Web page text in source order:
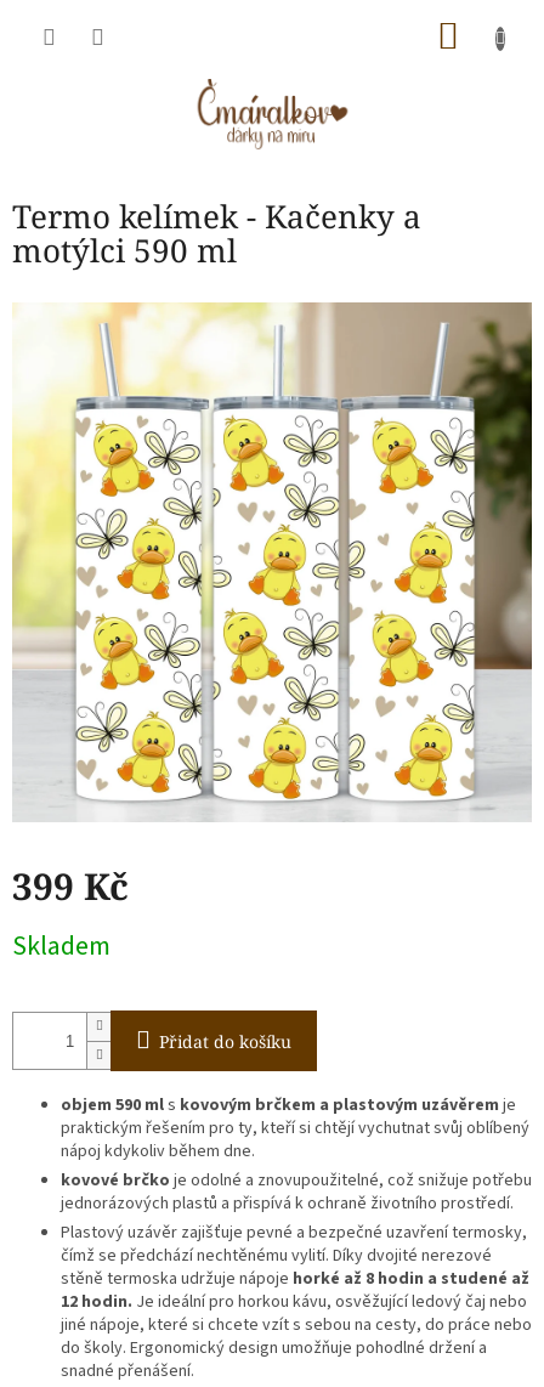
Termo kelímek - Kačenky a
motýlci 590 ml
399 Kč
cena:
Skladem
Přidat do košíku
objem 590 mls kovovým brčkem a plastovým uzávěrem je
praktickým řešením pro ty, kteří si chtějí vychutnat svůj oblíbený
nápoj kdykoliv během dne.
kovové brčko je odolné a znovupoužitelné, což snižuje potřebu
jednorázových plastů a přispívá k ochraně životního prostředí.
Plastový uzávěr zajišťuje pevné a bezpečné uzavření termosky,
čímž se předchází nechtěnému vylití. Díky dvojité nerezové
stěně termoska udržuje nápoje horké až 8 hodin a studené až
12 hodin. Je ideální pro horkou kávu, osvěžující ledový čaj nebo
jiné nápoje, které si chcete vzít s sebou na cesty, do práce nebo
do školy. Ergonomický design umožňuje pohodlné držení a
snadné přenášení.